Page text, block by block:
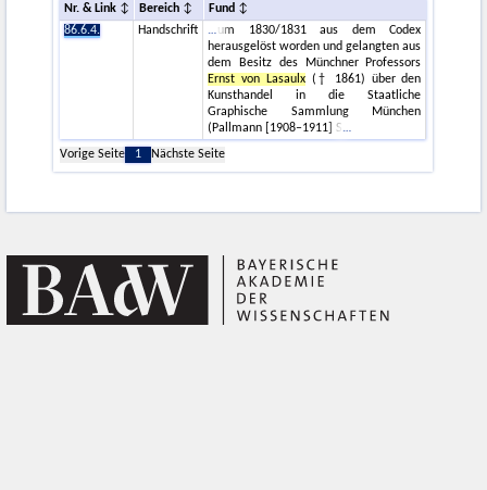
Nr. & Link Bereich
Fund
86.6.4.
Handschrift
um 1830/1831 aus dem Codex
herausgelöst worden und gelangten aus
dem Besitz des Münchner Professors
Ernst von Lasaulx(† 1861) über den
Kunsthandel in die Staatliche
Graphische Sammlung München
(Pallmann [1908–1911] S
Vorige Seite
1 Nächste Seite